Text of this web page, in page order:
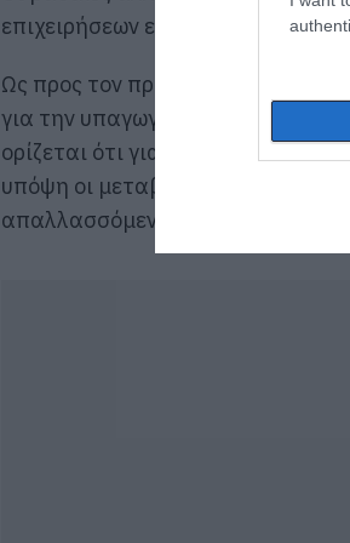
επιχειρήσεων είναι οι ακόλουθες:
Ως προς τον προσδιορισμό των
για την υπαγωγή στο ειδικό
ορίζεται ότι για το
υπόψη οι μεταβιβάσεις
απαλλασσόμενες πράξεις χωρίς